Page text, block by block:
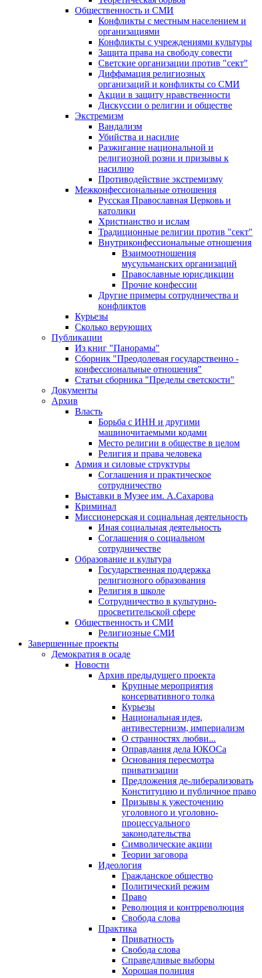
Общественность и СМИ
Конфликты с местным населением и
организациями
Конфликты с учреждениями культуры
Защита права на свободу совести
Светские организации против "сект"
Диффамация религиозных
организаций и конфликты со СМИ
Акции в защиту нравственности
Дискуссии о религии и обществе
Экстремизм
Вандализм
Убийства и насилие
Разжигание национальной и
религиозной розни и призывы к
насилию
Противодействие экстремизму
Межконфессиональные отношения
Русская Православная Церковь и
католики
Христианство и ислам
Традиционные религии против "сект"
Внутриконфессиональные отношения
Взаимоотношения
мусульманских организаций
Православные юрисдикции
Прочие конфессии
Другие примеры сотрудничества и
конфликтов
Курьезы
Сколько верующих
Публикации
Из книг "Панорамы"
Сборник "Преодолевая государственно -
конфессиональные отношения"
Статьи сборника "Пределы светскости"
Документы
Архив
Власть
Борьба с ИНН и другими
машиночитаемыми кодами
Место религии в обществе в целом
Религия и права человека
Армия и силовые структуры
Соглашения и практическое
сотрудничество
Выставки в Музее им. А.Сахарова
Криминал
Миссионерская и социальная деятельность
Иная социальная деятельность
Соглашения о социальном
сотрудничестве
Образование и культура
Государственная поддержка
религиозного образования
Религия в школе
Сотрудничество в культурно-
просветительской сфере
Общественность и СМИ
Религиозные СМИ
Завершенные проекты
Демократия в осаде
Новости
Архив предыдущего проекта
Крупные мероприятия
консервативного толка
Курьезы
Национальная идея,
антивестернизм, империализм
О странностях любви...
Оправдания дела ЮКОСа
Основания пересмотра
приватизации
Предложения де-либерализовать
Конституцию и публичное право
Призывы к ужесточению
уголовного и уголовно-
процессуального
законодательства
Символические акции
Теории заговора
Идеология
Гражданское общество
Политический режим
Право
Революция и контрреволюция
Свобода слова
Практика
Приватность
Свобода слова
Справедливые выборы
Хорошая полиция